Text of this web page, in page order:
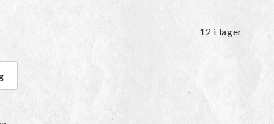
12 i lager